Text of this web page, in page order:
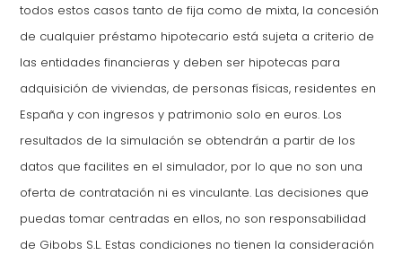
todos estos casos tanto de fija como de mixta, la concesión
de cualquier préstamo hipotecario está sujeta a criterio de
las entidades financieras y deben ser hipotecas para
adquisición de viviendas, de personas físicas, residentes en
España y con ingresos y patrimonio solo en euros. Los
resultados de la simulación se obtendrán a partir de los
datos que facilites en el simulador, por lo que no son una
oferta de contratación ni es vinculante. Las decisiones que
puedas tomar centradas en ellos, no son responsabilidad
de Gibobs S.L. Estas condiciones no tienen la consideración